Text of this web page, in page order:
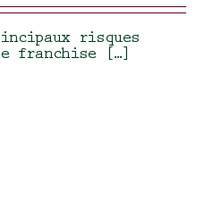
risques
franchise […]